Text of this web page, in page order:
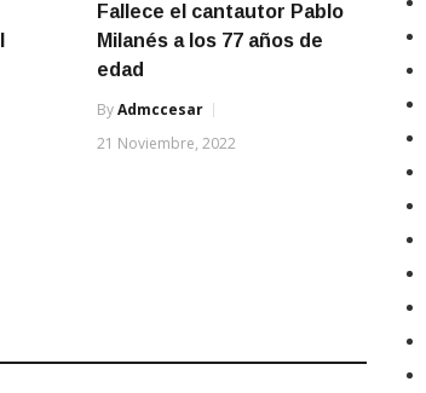
Fallece el cantautor Pablo
Milanés a los 77 años de
edad
ByAdmccesar
21 Noviembre, 2022